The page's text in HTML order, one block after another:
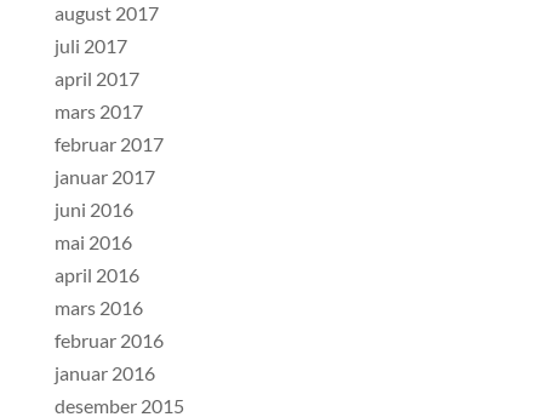
august 2017
juli 2017
april 2017
mars 2017
februar 2017
januar 2017
juni 2016
mai 2016
april 2016
mars 2016
februar 2016
januar 2016
desember 2015